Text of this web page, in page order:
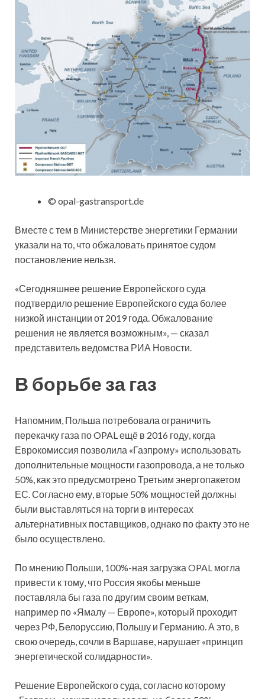
© opal-gastransport.de
Вместе с тем в Министерстве энергетики Германии
указали на то, что обжаловать принятое судом
постановление нельзя.
«Сегодняшнее решение Европейского суда
подтвердило решение Европейского суда более
низкой инстанции от 2019 года. Обжалование
решения не является возможным», — сказал
представитель ведомства РИА Новости.
В борьбе за газ
Напомним, Польша потребовала ограничить
перекачку газа по OPAL ещё в 2016 году, когда
Еврокомиссия позволила «Газпрому» использовать
дополнительные мощности газопровода, а не только
50%, как это предусмотрено Третьим энергопакетом
ЕС. Согласно ему, вторые 50% мощностей должны
были выставляться на торги в интересах
альтернативных поставщиков, однако по факту это не
было осуществлено.
По мнению Польши, 100%-ная загрузка OPAL могла
привести к тому, что Россия якобы меньше
поставляла бы газа по другим своим веткам,
например по «Ямалу — Европе», который проходит
через РФ, Белоруссию, Польшу и Германию. А это, в
свою очередь, сочли в Варшаве, нарушает «принцип
энергетической солидарности».
Решение Европейского суда, согласно которому